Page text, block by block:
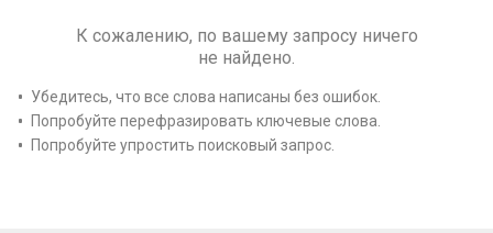
К сожалению, по вашему запросу ничего
не найдено.
Убедитесь, что все слова написаны без ошибок.
Попробуйте перефразировать ключевые слова.
Попробуйте упростить поисковый запрос.